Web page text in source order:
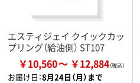
エスティジェイ クイックカッ
プリング（給油側） ST107
￥10,560 ￥12,884
お届け日：8月24日（月）まで